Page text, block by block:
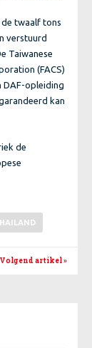
twaalf tons
verstuurd
Taiwanese
(FACS)
DAF-opleiding
kan
de
Volgend artikel»